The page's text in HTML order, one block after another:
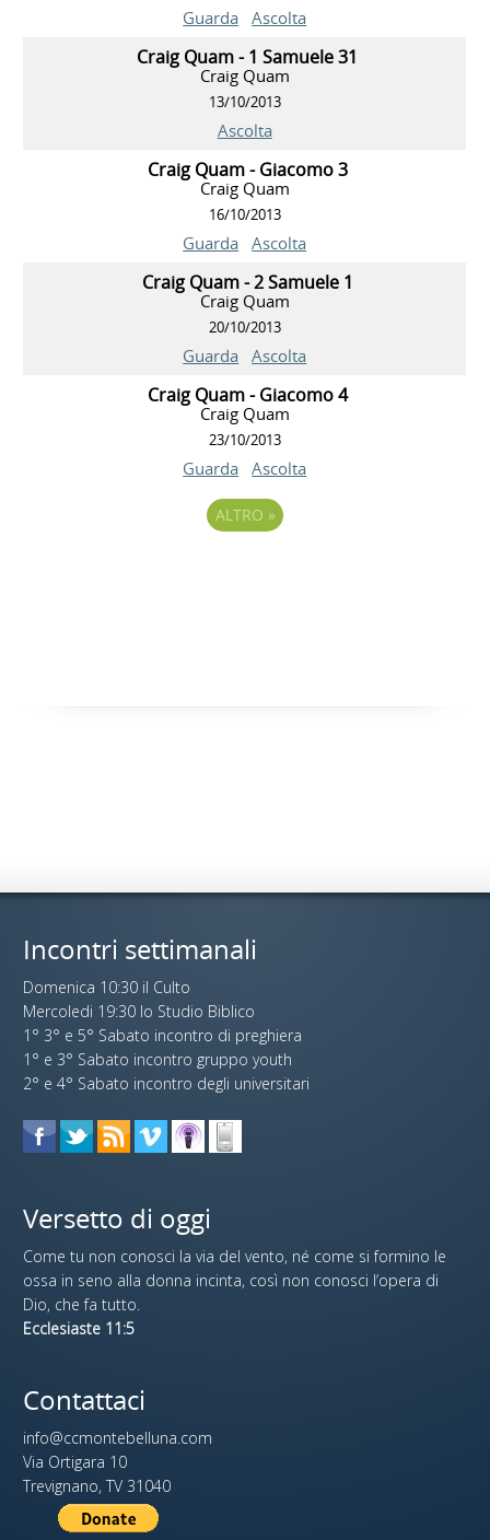
Guarda Ascolta
Craig Quam - 1 Samuele 31
Craig Quam
13/10/2013
Ascolta
Craig Quam - Giacomo 3
Craig Quam
16/10/2013
Guarda Ascolta
Craig Quam - 2 Samuele 1
Craig Quam
20/10/2013
Guarda Ascolta
Craig Quam - Giacomo 4
Craig Quam
23/10/2013
Guarda Ascolta
ALTRO »
Incontri settimanali
Domenica 10:30 il Culto
Mercoledi 19:30 lo Studio Biblico
1° 3° e 5° Sabato incontro di preghiera
1° e 3° Sabato incontro gruppo youth
2° e 4° Sabato incontro degli universitari
Versetto di oggi
Come tu non conosci la via del vento, né come si formino le
ossa in seno alla donna incinta, così non conosci l’opera di
Dio, che fa tutto.
Ecclesiaste 11:5
Contattaci
info@ccmontebelluna.com
Via Ortigara 10
Trevignano, TV 31040